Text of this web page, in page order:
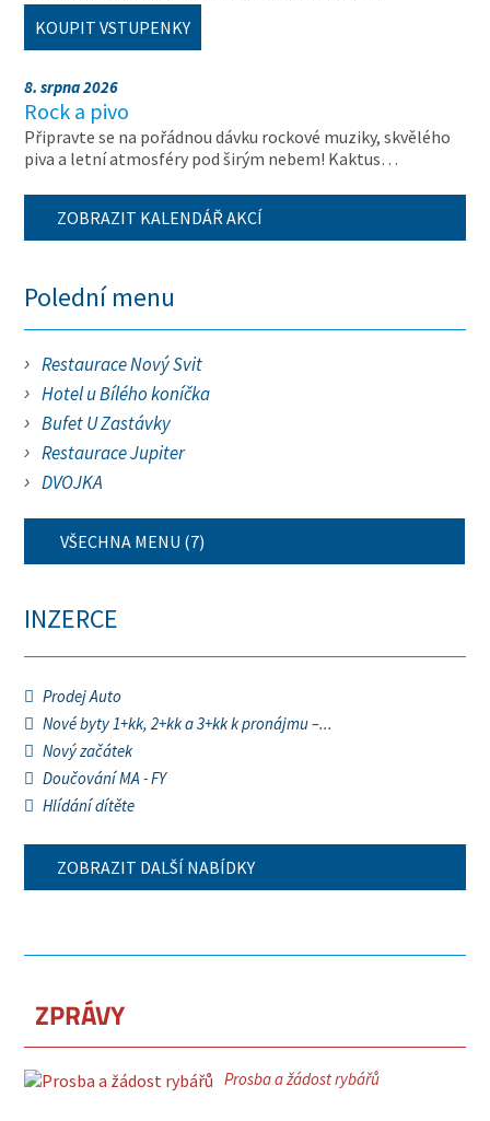
KOUPIT VSTUPENKY
8. srpna 2026
Rock a pivo
Připravte se na pořádnou dávku rockové muziky, skvělého
piva a letní atmosféry pod širým nebem! Kaktus…
ZOBRAZIT KALENDÁŘ AKCÍ
Polední menu
Restaurace Nový Svit
Hotel u Bílého koníčka
Bufet U Zastávky
Restaurace Jupiter
DVOJKA
VŠECHNA MENU (7)
INZERCE
Prodej Auto
Nové byty 1+kk, 2+kk a 3+kk k pronájmu –...
Nový začátek
Doučování MA - FY
Hlídání dítěte
ZOBRAZIT DALŠÍ NABÍDKY
ZPRÁVY
Prosba a žádost rybářů